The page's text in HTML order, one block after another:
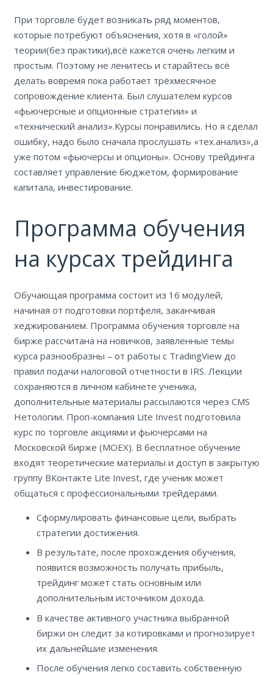
При торговле будет возникать ряд моментов,
которые потребуют объяснения, хотя в «голой»
теории(без практики),всё кажется очень легким и
простым. Поэтому не ленитесь и старайтесь всё
делать вовремя пока работает трёхмесячное
сопровождение клиента. Был слушателем курсов
«фьючерсные и опционные стратегии» и
«технический анализ».Курсы понравились. Но я сделал
ошибку, надо было сначала прослушать «тех.анализ»,а
уже потом «фьючерсы и опционы». Основу трейдинга
составляет управление бюджетом, формирование
капитала, инвестирование.
Программа обучения
на курсах трейдинга
Обучающая программа состоит из 16 модулей,
начиная от подготовки портфеля, заканчивая
хеджированием. Программа обучения торговле на
бирже рассчитана на новичков, заявленные темы
курса разнообразны – от работы с TradingView до
правил подачи налоговой отчетности в IRS. Лекции
сохраняются в личном кабинете ученика,
дополнительные материалы рассылаются через CMS
Нетологии. Проп-компания Lite Invest подготовила
курс по торговле акциями и фьючерсами на
Московской бирже (MOEX). В бесплатное обучение
входят теоретические материалы и доступ в закрытую
группу ВКонтакте Lite Invest, где ученик может
общаться с профессиональными трейдерами.
Сформулировать финансовые цели, выбрать
стратегии достижения.
В результате, после прохождения обучения,
появится возможность получать прибыль,
трейдинг может стать основным или
дополнительным источником дохода.
В качестве активного участника выбранной
биржи он следит за котировками и прогнозирует
их дальнейшие изменения.
После обучения легко составить собственную